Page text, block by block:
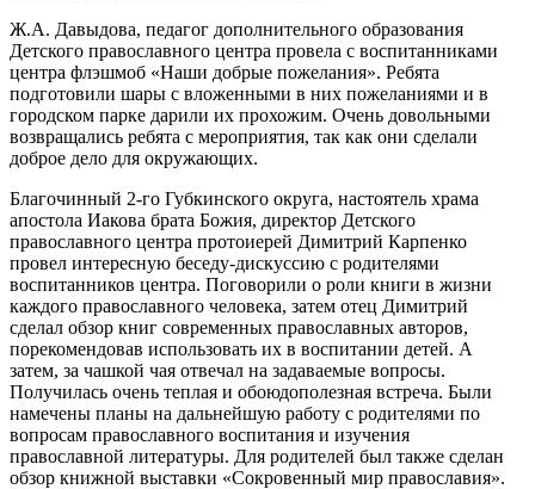
Ж.А. Давыдова, педагог дополнительного образования
Детского православного центра провела с воспитанниками
центра флэшмоб «Наши добрые пожелания». Ребята
подготовили шары с вложенными в них пожеланиями и в
городском парке дарили их прохожим. Очень довольными
возвращались ребята с мероприятия, так как они сделали
доброе дело для окружающих.
Благочинный 2-го Губкинского округа, настоятель храма
апостола Иакова брата Божия, директор Детского
православного центра протоиерей Димитрий Карпенко
провел интересную беседу-дискуссию с родителями
воспитанников центра. Поговорили о роли книги в жизни
каждого православного человека, затем отец Димитрий
сделал обзор книг современных православных авторов,
порекомендовав использовать их в воспитании детей. А
затем, за чашкой чая отвечал на задаваемые вопросы.
Получилась очень теплая и обоюдополезная встреча. Были
намечены планы на дальнейшую работу с родителями по
вопросам православного воспитания и изучения
православной литературы. Для родителей был также сделан
обзор книжной выставки «Сокровенный мир православия».